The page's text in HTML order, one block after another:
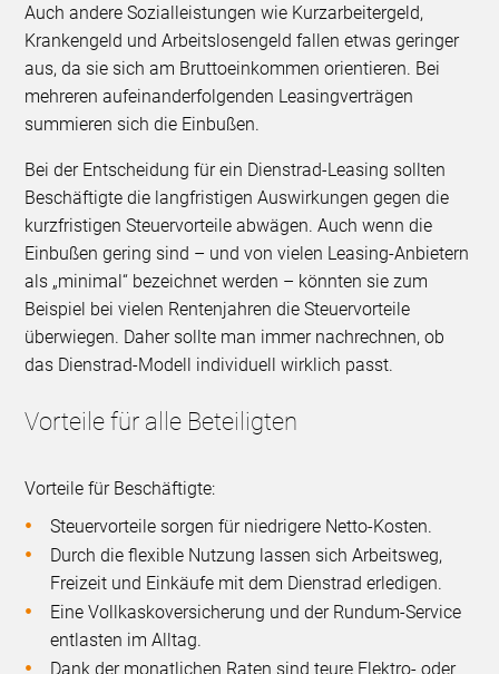
Auch andere Sozialleistungen wie Kurzarbeitergeld,
Krankengeld und Arbeitslosengeld fallen etwas geringer
aus, da sie sich am Bruttoeinkommen orientieren. Bei
mehreren aufeinanderfolgenden Leasingverträgen
summieren sich die Einbußen.
Bei der Entscheidung für ein Dienstrad-Leasing sollten
Beschäftigte die langfristigen Auswirkungen gegen die
kurzfristigen Steuervorteile abwägen. Auch wenn die
Einbußen gering sind – und von vielen Leasing-Anbietern
als „minimal“ bezeichnet werden – könnten sie zum
Beispiel bei vielen Rentenjahren die Steuervorteile
überwiegen. Daher sollte man immer nachrechnen, ob
das Dienstrad-Modell individuell wirklich passt.
Vorteile für alle Beteiligten
Vorteile für Beschäftigte:
Steuervorteile sorgen für niedrigere Netto-Kosten.
Durch die flexible Nutzung lassen sich Arbeitsweg,
Freizeit und Einkäufe mit dem Dienstrad erledigen.
Eine Vollkaskoversicherung und der Rundum-Service
entlasten im Alltag.
Dank der monatlichen Raten sind teure Elektro- oder